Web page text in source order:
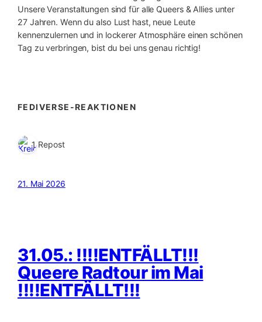
Unsere Veranstaltungen sind für alle Queers & Allies unter
27 Jahren. Wenn du also Lust hast, neue Leute
kennenzulernen und in lockerer Atmosphäre einen schönen
Tag zu verbringen, bist du bei uns genau richtig!
FEDIVERSE-REAKTIONEN
1 Repost
21. Mai 2026
31.05.: !!!!ENTFÄLLT!!!
Queere Radtour im Mai
!!!!ENTFÄLLT!!!